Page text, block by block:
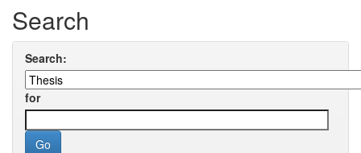
Search
Search:
for